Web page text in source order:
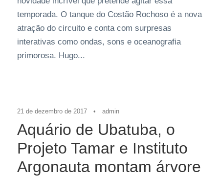
temporada. O tanque do Costão Rochoso é a nova
atração do circuito e conta com surpresas
interativas como ondas, sons e oceanografia
primorosa. Hugo...
21 de dezembro de 2017 • admin
Aquário de Ubatuba, o
Projeto Tamar e Instituto
Argonauta montam árvore